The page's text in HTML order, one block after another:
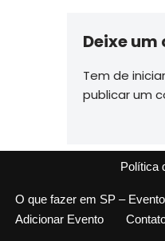
Deixe
Tem de
publicar um
Política
O que fazer em SP –
Adicionar Evento